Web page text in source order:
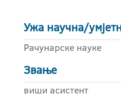
Ужа научна/
Рачунарске науке
Звање
виши асистент